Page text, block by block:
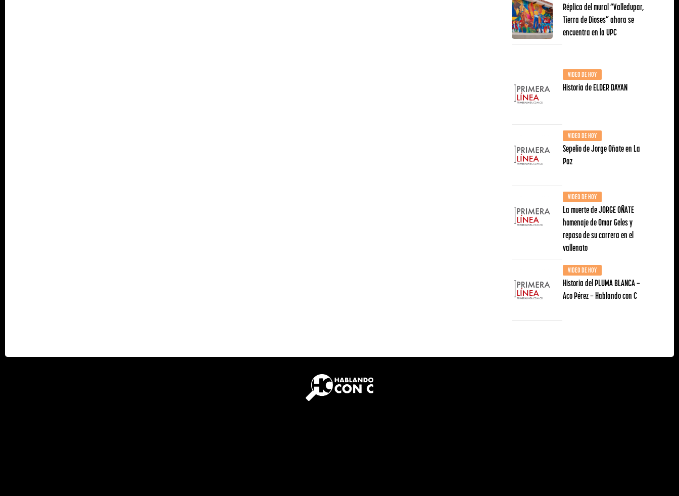
Réplica del mural “Valledupar,
Tierra de Dioses” ahora se
encuentra en la UPC
VIDEO DE HOY
Historia de ELDER DAYAN
VIDEO DE HOY
Sepelio de Jorge Oñate en La
Paz
VIDEO DE HOY
La muerte de JORGE OÑATE
homenaje de Omar Geles y
repaso de su carrera en el
vallenato
VIDEO DE HOY
Historia del PLUMA BLANCA –
Aco Pérez – Hablando con C